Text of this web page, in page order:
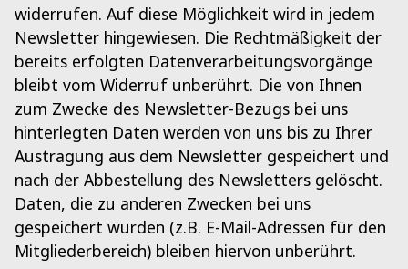
widerrufen. Auf diese Möglichkeit wird in jedem
Newsletter hingewiesen. Die Rechtmäßigkeit der
bereits erfolgten Datenverarbeitungsvorgänge
bleibt vom Widerruf unberührt. Die von Ihnen
zum Zwecke des Newsletter-Bezugs bei uns
hinterlegten Daten werden von uns bis zu Ihrer
Austragung aus dem Newsletter gespeichert und
nach der Abbestellung des Newsletters gelöscht.
Daten, die zu anderen Zwecken bei uns
gespeichert wurden (z.B. E-Mail-Adressen für den
Mitgliederbereich) bleiben hiervon unberührt.